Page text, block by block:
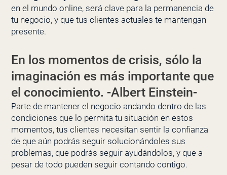
en el mundo online, será clave para la permanencia de
tu negocio, y que tus clientes actuales te mantengan
presente.
En los momentos de crisis, sólo la
imaginación es más importante que
el conocimiento. -Albert Einstein-
Parte de mantener el negocio andando dentro de las
condiciones que lo permita tu situación en estos
momentos, tus clientes necesitan sentir la confianza
de que aún podrás seguir solucionándoles sus
problemas, que podrás seguir ayudándolos, y que a
pesar de todo pueden seguir contando contigo.